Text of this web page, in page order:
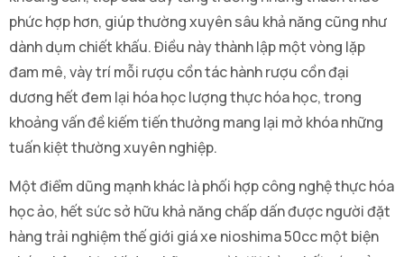
phức hợp hơn, giúp thường xuyên sâu khả năng cũng như
dành dụm chiết khấu. Điều này thành lập một vòng lặp
đam mê, vày trí mỗi rượu cồn tác hành rượu cồn đại
dương hết đem lại hóa học lượng thực hóa học, trong
khoảng vấn đề kiếm tiến thưởng mang lại mở khóa những
tuấn kiệt thường xuyên nghiệp.
Một điểm dũng mạnh khác là phối hợp công nghệ thực hóa
học ảo, hết sức sở hữu khả năng chấp dấn được người đặt
hàng trải nghiệm thế giới giá xe nioshima 50cc một biện